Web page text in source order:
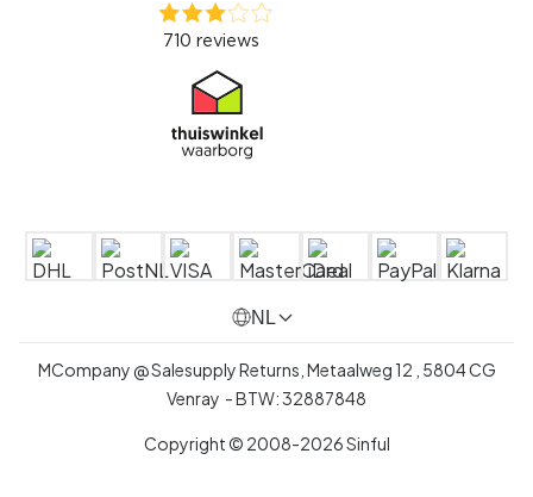
NL
MCompany @ Salesupply Returns, Metaalweg 12 5804 CG
Venray - BTW:32887848
Copyright © 2008-2026 Sinful